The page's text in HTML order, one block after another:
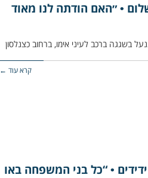
• ״האם הודתה לנו מאוד
קרא עוד ←
• “כל בני המשפחה באו